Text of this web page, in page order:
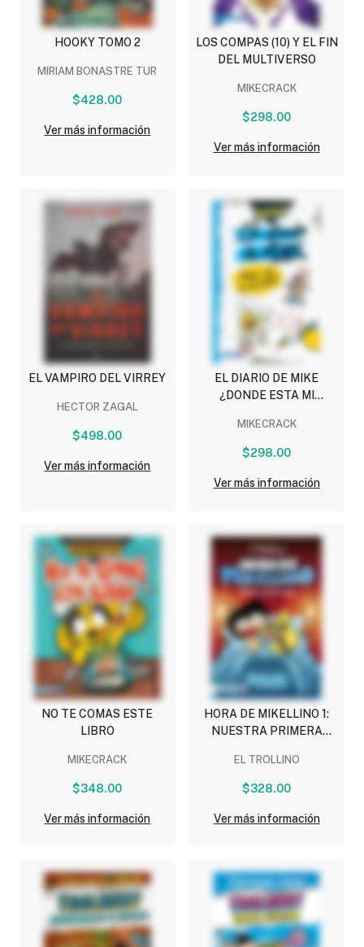
HOOKY TOMO 2
MIRIAM BONASTRE TUR
$428.00
Ver más información
LOS COMPAS (10) Y EL FIN
DEL MULTIVERSO
MIKECRACK
$298.00
Ver más información
EL VAMPIRO DEL VIRREY
HECTOR ZAGAL
$498.00
Ver más información
EL DIARIO DE MIKE
¿DONDE ESTA MI
MIKECRACK
$298.00
Ver más información
NO TE COMAS ESTE
LIBRO
MIKECRACK
$348.00
Ver más información
HORA DE MIKELLINO 1:
NUESTRA PRIMERA
EL TROLLINO
$328.00
Ver más información